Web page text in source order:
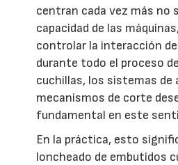
centran cada vez más no
capacidad de las
controlar la interacción
durante todo el proceso
cuchillas, los sistemas
mecanismos de corte
fundamental en este
En la práctica, esto
loncheado de embutidos